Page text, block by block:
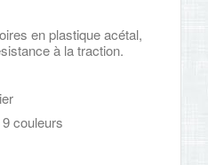
en plastique acétal,
à la traction.
couleurs